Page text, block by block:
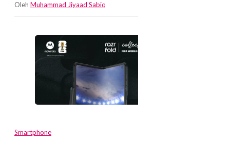
Oleh Muhammad Jiyaad Sabiq
Smartphone